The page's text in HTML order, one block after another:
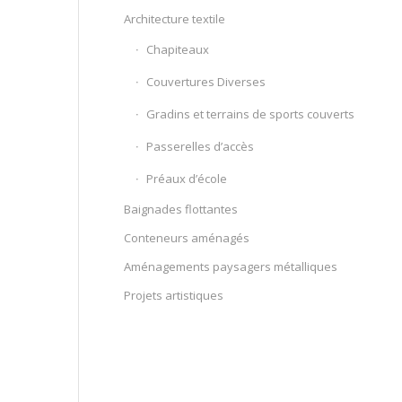
Architecture textile
Chapiteaux
Couvertures Diverses
Gradins et terrains de sports couverts
Passerelles d’accès
Préaux d’école
Baignades flottantes
Conteneurs aménagés
Aménagements paysagers métalliques
Projets artistiques